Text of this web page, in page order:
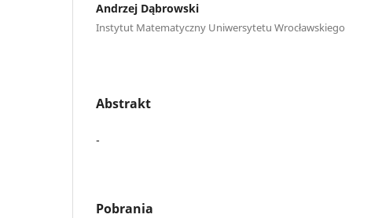
Andrzej Dąbrowski
Instytut Matematyczny Uniwersytetu Wrocławskiego
Abstrakt
-
Pobrania